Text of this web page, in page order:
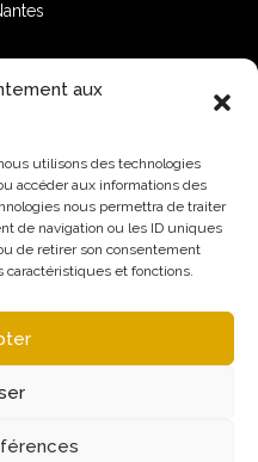
aux
utilisons des technologies
accéder aux informations des
nous permettra de traiter
de navigation ou les ID uniques
de retirer son consentement
et fonctions.
Schuman
Malo
de confidentialité